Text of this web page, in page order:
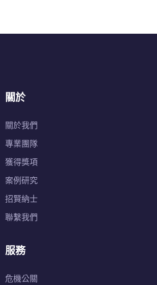
關於
關於我們
專業團隊
獲得獎項
案例研究
招賢納士
聯繫我們
服務
危機公關